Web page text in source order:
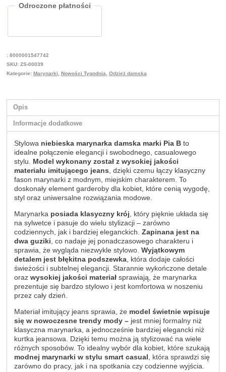
Odroczone płatności
: 8000001547742
SKU: ZS-00039
Kategorie: Marynarki Nowości Tygodnia Odzież damska
Opis
Informacje dodatkowe
Stylowa niebieska marynarka damska marki Pia Bto
idealne połączenie elegancji i swobodnego, casualowego
stylu.
Model wykonany został z wysokiej jakości
materiału imitującego jeans , dzięki czemu łączy klasyczny
fason marynarki z modnym, miejskim charakterem. To
doskonały element garderoby dla kobiet, które cenią wygodę,
styl oraz uniwersalne rozwiązania modowe.
Marynarka posiada klasyczny krój , który pięknie układa się
na sylwetce i pasuje do wielu stylizacji – zarówno
codziennych, jak i bardziej eleganckich. Zapinana jest na
dwa guziki , co nadaje jej ponadczasowego charakteru i
sprawia, że wygląda niezwykle stylowo. Wyjątkowym
detalem jest błękitna podszewka, która dodaje całości
świeżości i subtelnej elegancji. Starannie wykończone detale
oraz wysokiej jakości materiałsprawiają, że marynarka
prezentuje się bardzo stylowo i jest komfortowa w noszeniu
przez cały dzień.
Materiał imitujący jeans sprawia, żemodel świetnie wpisuje
się w nowoczesne trendy mody –jest mniej formalny niż
klasyczna marynarka, a jednocześnie bardziej elegancki niż
kurtka jeansowa. Dzięki temu można ją stylizować na wiele
różnych sposobów. To idealny wybór dla kobiet, które szukają
modnej marynarki w stylu smart casual , która sprawdzi się
zarówno do pracy, jak i na spotkania czy codzienne wyjścia.